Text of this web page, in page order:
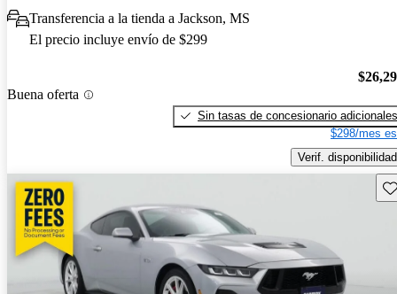
Transferencia a la tienda a Jackson, MS
El precio incluye envío de $299
Buena oferta
Sin tasas de concesionario adicionales
$298/mes
Verif. disponibilidad